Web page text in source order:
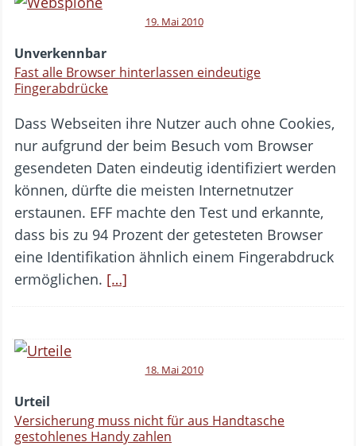
19. Mai 2010
Unverkennbar
Fast alle Browser hinterlassen eindeutige
Fingerabdrücke
Dass Webseiten ihre Nutzer auch ohne Cookies,
nur aufgrund der beim Besuch vom Browser
gesendeten Daten eindeutig identifiziert werden
können, dürfte die meisten Internetnutzer
erstaunen. EFF machte den Test und erkannte,
dass bis zu 94 Prozent der getesteten Browser
eine Identifikation ähnlich einem Fingerabdruck
ermöglichen. […]
18. Mai 2010
Urteil
Versicherung muss nicht für aus Handtasche
gestohlenes Handy zahlen